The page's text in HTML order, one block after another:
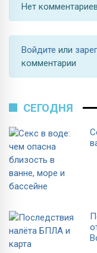
Нет
Войдите или
комментарии
СЕГОДНЯ